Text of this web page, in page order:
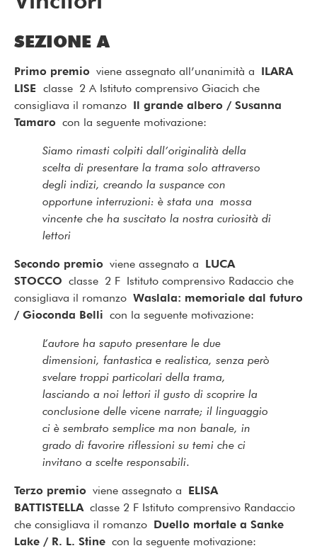
SEZIONE A
Primo premio viene assegnato all’unanimità a ILARA
LISE classe 2 A Istituto comprensivo Giacich che
consigliava il romanzo Il grande albero / Susanna
Tamaro con la seguente motivazione:
Siamo rimasti colpiti dall’originalità della
scelta di presentare la trama solo attraverso
degli indizi, creando la suspance con
opportune interruzioni: è stata una mossa
vincente che ha suscitato la nostra curiosità di
lettori
Secondo premio viene assegnato a LUCA
STOCCO classe 2 F Istituto comprensivo Radaccio che
consigliava il romanzo Waslala: memoriale dal futuro
/ Gioconda Belli con la seguente motivazione:
L’autore ha saputo presentare le due
dimensioni, fantastica e realistica, senza però
svelare troppi particolari della trama,
lasciando a noi lettori il gusto di scoprire la
conclusione delle vicene narrate; il linguaggio
ci è sembrato semplice ma non banale, in
grado di favorire riflessioni su temi che ci
invitano a scelte responsabili.
Terzo premio viene assegnato a ELISA
BATTISTELLAclasse 2 F Istituto comprensivo Randaccio
che consigliava il romanzo Duello mortale a Sanke
Lake / R. L. Stine con la seguente motivazione: